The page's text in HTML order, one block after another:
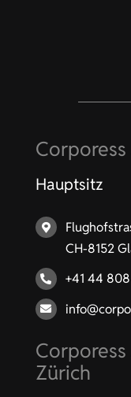
Hauptsitz
CH-8152
+41 44
Zürich